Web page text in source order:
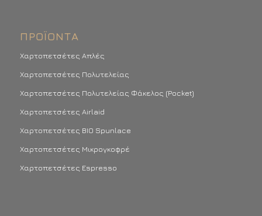
ΠΡΟΪΌΝΤΑ
Χαρτοπετσέτες Απλές
Χαρτοπετσέτες Πολυτελείας
Χαρτοπετσέτες Πολυτελείας Φάκελος (Pocket)
Χαρτοπετσέτες Airlaid
Χαρτοπετσέτες BIO Spunlace
Χαρτοπετσέτες Μικρογκοφρέ
Χαρτοπετσέτες Espresso